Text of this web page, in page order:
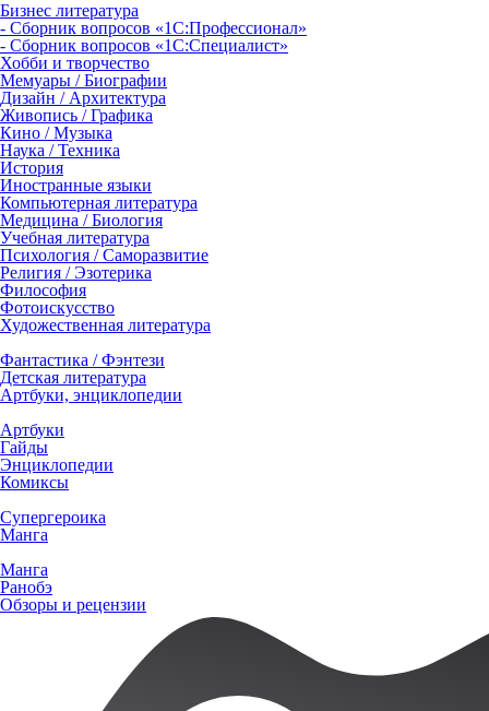
Бизнес литература
- Сборник вопросов «1С:Профессионал»
- Сборник вопросов «1С:Специалист»
Хобби и творчество
Мемуары / Биографии
Дизайн / Архитектура
Живопись / Графика
Кино / Музыка
Наука / Техника
История
Иностранные языки
Компьютерная литература
Медицина / Биология
Учебная литература
Психология / Саморазвитие
Религия / Эзотерика
Философия
Фотоискусство
Художественная литература
Фантастика / Фэнтези
Детская литература
Артбуки, энциклопедии
Артбуки
Гайды
Энциклопедии
Комиксы
Супергероика
Манга
Манга
Ранобэ
Обзоры и рецензии